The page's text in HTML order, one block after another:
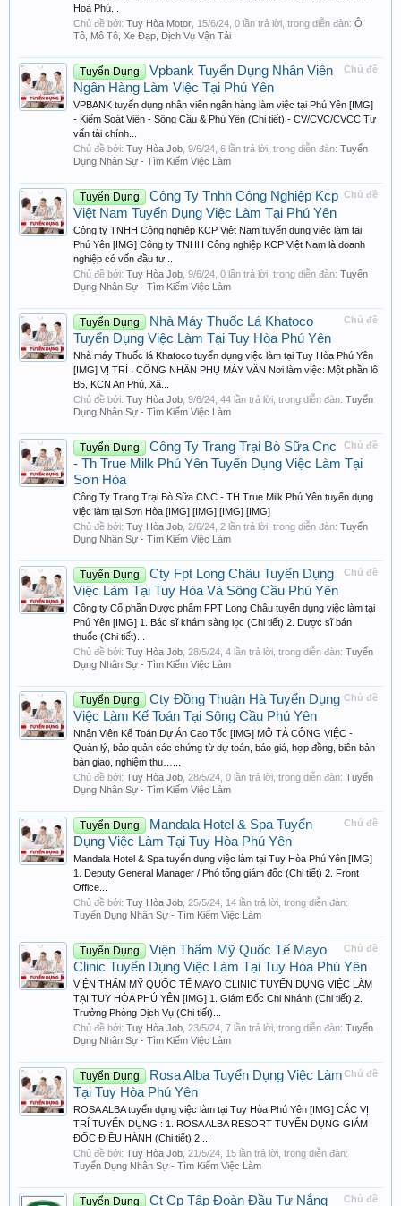
Hoà Phú...
Chủ đề bởi: Tuy Hòa Motor 15/6/24 , 0 lần trả lời, trong diễn đàn: Ô
Tô, Mô Tô, Xe Đạp, Dịch Vụ Vận Tải
Chủ đề
Tuyển Dụng
Vpbank Tuyển Dụng Nhân Viên
Ngân Hàng Làm Việc Tại Phú Yên
VPBANK tuyển dụng nhân viên ngân hàng làm việc tại Phú Yên [IMG]
- Kiểm Soát Viên - Sông Cầu & Phú Yên (Chi tiết) - CV/CVC/CVCC Tư
vấn tài chính...
Chủ đề bởi: Tuy Hòa Job 9/6/24 , 6 lần trả lời, trong diễn đàn: Tuyển
Dụng Nhân Sự - Tìm Kiếm Việc Làm
Chủ đề
Tuyển Dụng
Công Ty Tnhh Công Nghiệp Kcp
Việt Nam Tuyển Dụng Việc Làm Tại Phú Yên
Công ty TNHH Công nghiệp KCP Việt Nam tuyển dụng việc làm tại
Phú Yên [IMG] Công ty TNHH Công nghiệp KCP Việt Nam là doanh
nghiệp có vốn đầu tư...
Chủ đề bởi: Tuy Hòa Job 9/6/24 , 0 lần trả lời, trong diễn đàn: Tuyển
Dụng Nhân Sự - Tìm Kiếm Việc Làm
Chủ đề
Tuyển Dụng
Nhà Máy Thuốc Lá Khatoco
Tuyển Dụng Việc Làm Tại Tuy Hòa Phú Yên
Nhà máy Thuốc lá Khatoco tuyển dụng việc làm tại Tuy Hòa Phú Yên
[IMG] VỊ TRÍ : CÔNG NHÂN PHỤ MÁY VẤN Nơi làm việc: Một phần lô
B5, KCN An Phú, Xã...
Chủ đề bởi: Tuy Hòa Job 9/6/24 , 44 lần trả lời, trong diễn đàn: Tuyển
Dụng Nhân Sự - Tìm Kiếm Việc Làm
Chủ đề
Tuyển Dụng
Công Ty Trang Trại Bò Sữa Cnc
- Th True Milk Phú Yên Tuyển Dụng Việc Làm Tại
Sơn Hòa
Công Ty Trang Trại Bò Sữa CNC - TH True Milk Phú Yên tuyển dụng
việc làm tại Sơn Hòa [IMG] [IMG] [IMG] [IMG]
Chủ đề bởi: Tuy Hòa Job 2/6/24 , 2 lần trả lời, trong diễn đàn: Tuyển
Dụng Nhân Sự - Tìm Kiếm Việc Làm
Chủ đề
Tuyển Dụng
Cty Fpt Long Châu Tuyển Dụng
Việc Làm Tại Tuy Hòa Và Sông Cầu Phú Yên
Công ty Cổ phần Dược phẩm FPT Long Châu tuyển dụng việc làm tại
Phú Yên [IMG] 1. Bác sĩ khám sàng lọc (Chi tiết) 2. Dược sĩ bán
thuốc (Chi tiết)...
Chủ đề bởi: Tuy Hòa Job 28/5/24 , 4 lần trả lời, trong diễn đàn: Tuyển
Dụng Nhân Sự - Tìm Kiếm Việc Làm
Chủ đề
Tuyển Dụng
Cty Đồng Thuận Hà Tuyển Dụng
Việc Làm Kế Toán Tại Sông Cầu Phú Yên
Nhân Viên Kế Toán Dự Án Cao Tốc [IMG] MÔ TẢ CÔNG VIỆC -
Quản lý, bảo quản các chứng từ dự toán, báo giá, hợp đồng, biên bản
bàn giao, nghiệm thu…...
Chủ đề bởi: Tuy Hòa Job 28/5/24 , 0 lần trả lời, trong diễn đàn: Tuyển
Dụng Nhân Sự - Tìm Kiếm Việc Làm
Chủ đề
Tuyển Dụng
Mandala Hotel & Spa Tuyển
Dụng Việc Làm Tại Tuy Hòa Phú Yên
Mandala Hotel & Spa tuyển dụng việc làm tại Tuy Hòa Phú Yên [IMG]
1. Deputy General Manager / Phó tổng giám đốc (Chi tiết) 2. Front
Office...
Chủ đề bởi: Tuy Hòa Job 25/5/24 , 14 lần trả lời, trong diễn đàn:
Tuyển Dụng Nhân Sự - Tìm Kiếm Việc Làm
Chủ đề
Tuyển Dụng
Viện Thẩm Mỹ Quốc Tế Mayo
Clinic Tuyển Dụng Việc Làm Tại Tuy Hòa Phú Yên
VIỆN THẨM MỸ QUỐC TẾ MAYO CLINIC TUYỂN DỤNG VIỆC LÀM
TẠI TUY HÒA PHÚ YÊN [IMG] 1. Giám Đốc Chi Nhánh (Chi tiết) 2.
Trưởng Phòng Dịch Vụ (Chi tiết)...
Chủ đề bởi: Tuy Hòa Job 23/5/24 , 7 lần trả lời, trong diễn đàn: Tuyển
Dụng Nhân Sự - Tìm Kiếm Việc Làm
Chủ đề
Tuyển Dụng
Rosa Alba Tuyển Dụng Việc Làm
Tại Tuy Hòa Phú Yên
ROSA ALBA tuyển dụng việc làm tại Tuy Hòa Phú Yên [IMG] CÁC VỊ
TRÍ TUYỂN DỤNG : 1. ROSA ALBA RESORT TUYỂN DỤNG GIÁM
ĐỐC ĐIỀU HÀNH (Chi tiết) 2....
Chủ đề bởi: Tuy Hòa Job 21/5/24 , 15 lần trả lời, trong diễn đàn:
Tuyển Dụng Nhân Sự - Tìm Kiếm Việc Làm
Chủ đề
Tuyển Dụng Ct Cp Tập Đoàn Đầu Tư Nắng